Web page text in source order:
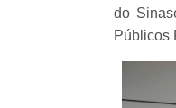
do
Públicos